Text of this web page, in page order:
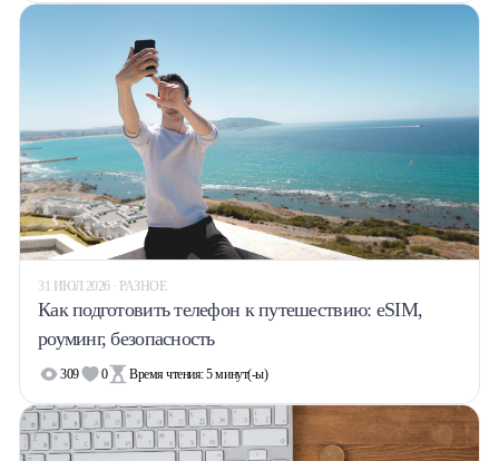
Потребительский кредит
Карта КАКТУС
Продукты для Бизнеса
31 ИЮЛ 2026 · РАЗНОЕ
Как подготовить телефон к путешествию: eSIM,
роуминг, безопасность
309 0 Время чтения:5минут(-ы)